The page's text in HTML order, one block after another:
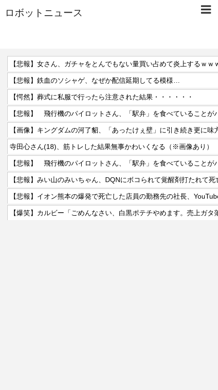
ロボットニュース
【悲報】女さん、ガチャをとんでもない量買い占めて炎上するｗｗ
【悲報】鉄血のソシャゲ、なぜか配信延期してる模様…
【愕然】葬式に私服で行ったら注意された結果・・・・・・
【悲報】 飛行機のパイロットさん、「駅弁」を食べていること
寺田心さん(18)、筋トレした結果無事かわいくなる（※画像あり）
【悲報】 飛行機のパイロットさん、「駅弁」を食べていること
【悲報】みい山のみいちゃん、DQNにボコられて覚醒剤打たれて
【爆笑】カルビー「ごめんなさい、白黒ポテチやめます。売上ガ